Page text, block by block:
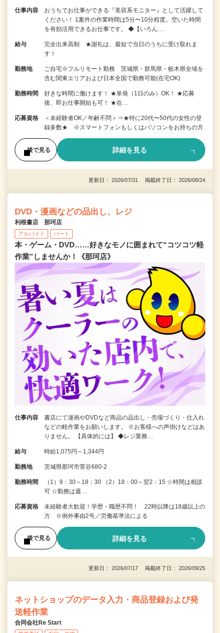
仕事内容
おうちでお仕事ができる『美容系モニター』として活躍して
ください！ 1案件の作業時間は5分〜10分程度。空いた時間
を有効活用できるお仕事です。 ◆【いろん…
給与
完全出来高制 ★謝礼は、最短で当日のうちに受け取れま
す！
勤務地
ご自宅※フルリモート勤務 茨城県・群馬県・栃木県全域を
含む関東エリアおよび日本全国で勤務可能(在宅OK)
勤務時間
好きな時間に働けます！ ★単発（1日のみ）OK！ ★応募
後、即お仕事開始も可！ ★在…
応募資格
＜未経験者OK／年齢不問＞⇒★特に20代〜50代の女性の登
録多数★ ※スマートフォンもしくはパソコンをお持ちの方
後で見る 詳細を見る
更新日： 2026/07/31 掲載終了日： 2026/08/24
DVD・漫画などの品出し、レジ
利根書店 那珂店
アルバイト パート
本・ゲーム・DVD……好きなモノに囲まれて“コツコツ軽
作業”しませんか！《那珂店》
仕事内容
書店にて漫画やDVDなど商品の品出し・売場づくり・仕入れ
などの軽作業をお願いします。 ※お客様への声掛けなどはあ
りません。 【具体的には】 ◆レジ業務…
給与 時給1,075円～1,344円
勤務地 茨城県那珂市菅谷680-2
勤務時間
（1）9：30～18：30 （2）18：00～翌2：15 ☆時間は相談
可 ☆勤務は週…
応募資格
未経験者大歓迎！学歴・職歴不問！ 22時以降は18歳以上の
方 ※例外事由2号／労働基準法による
後で見る 詳細を見る
更新日： 2026/07/17 掲載終了日： 2026/09/25
ネットショップのデータ入力・商品登録および発
送軽作業
合同会社Re Start